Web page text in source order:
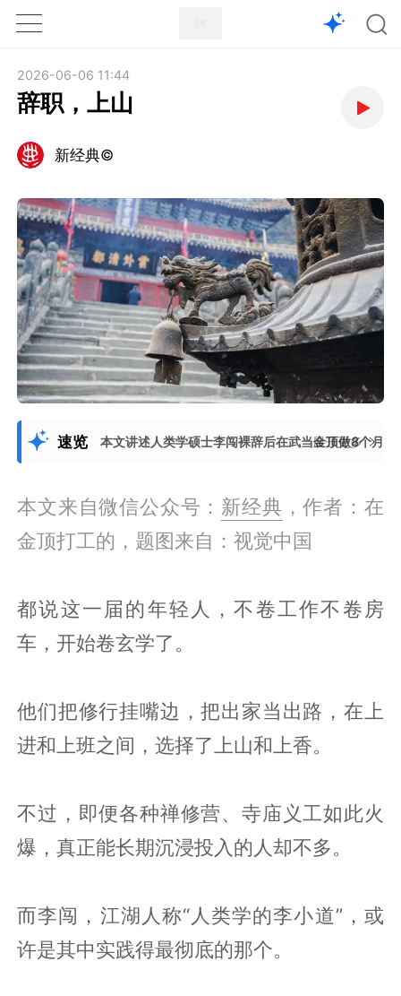
1X
2026-06-06 11:44
辞职，上山
新经典©
速览 本文讲述人类学硕士李闯裸辞后在武当金顶做8个月
展开更多
本文来自微信公众号： 新经典 ，作者：在
金顶打工的，题图来自：视觉中国
都说这一届的年轻人，不卷工作不卷房
车，开始卷玄学了。
他们把修行挂嘴边，把出家当出路，在上
进和上班之间，选择了上山和上香。
不过，即便各种禅修营、寺庙义工如此火
爆，真正能长期沉浸投入的人却不多。
而李闯，江湖人称“人类学的李小道”，或
许是其中实践得最彻底的那个。